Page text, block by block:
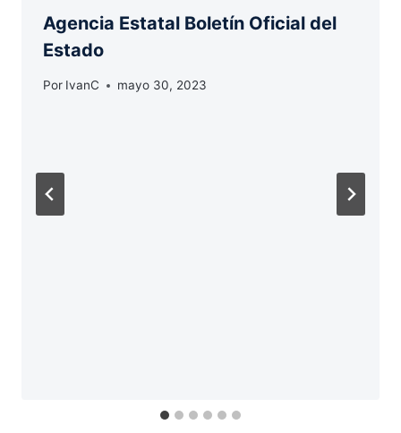
Agencia Estatal Boletín Oficial del
Estado
Por IvanC mayo 30, 2023